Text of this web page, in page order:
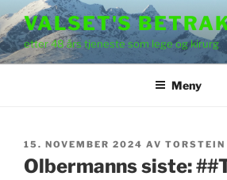
til
innhold
VALSET'S
etter 48 års tjeneste som lege og kirurg
Meny
PUBLISERT
15. NOVEMBER 2024 AV TORSTEIN
Olbermanns siste: